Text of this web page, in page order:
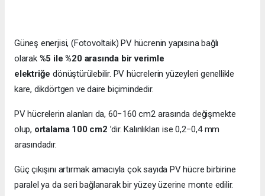
Güneş enerjisi, (Fotovoltaik) PV hücrenin yapısına bağlı
olarak %5 ile %20 arasında bir verimle
elektriğedönüştürülebilir. PV hücrelerin yüzeyleri genellikle
kare, dikdörtgen ve daire biçimindedir.
PV hücrelerin alanları da, 60−160 cm2 arasında değişmekte
olup, ortalama 100 cm2 ’dir. Kalınlıkları ise 0,2−0,4 mm
arasındadır.
Güç çıkışını artırmak amacıyla çok sayıda PV hücre birbirine
paralel ya da seri bağlanarak bir yüzey üzerine monte edilir.